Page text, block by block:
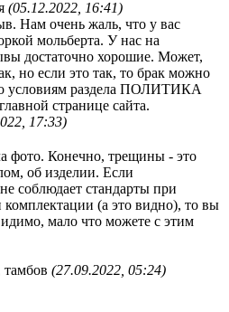
(05.12.2022, 16:41)
Нам очень жаль, что у вас
мольберта. У нас на
достаточно хорошие. Может,
но если это так, то брак можно
условиям раздела ПОЛИТИКА
странице сайта.
17:33)
фото. Конечно, трещины - это
об изделии. Если
соблюдает стандарты при
комплектации (а это видно), то вы
мало что можете с этим
тамбов (27.09.2022, 05:24)